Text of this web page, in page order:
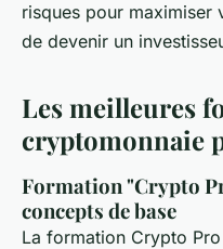
risques pour maximiser
de devenir un
Les meilleures
cryptomonnaie
Formation "Crypto
concepts de base
La formation Crypto